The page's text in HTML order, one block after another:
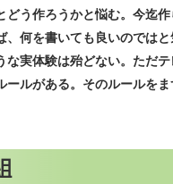
う作ろうかと悩む。今迄
何を書いても良いのでは
実体験は殆どない。ただ
ルがある。そのルールをま